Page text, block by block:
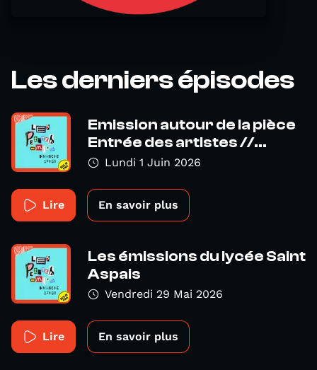
Les derniers épisodes
Emission autour de la pièce
Entrée des artistes //...
Lundi 1 Juin 2026
Lire En savoir plus
Les émissions du lycée Saint
Aspais
Vendredi 29 Mai 2026
Lire En savoir plus